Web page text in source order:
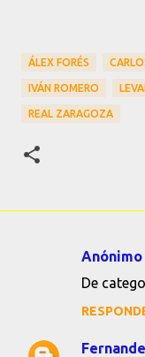
ÁLEX FORÉS
IVÁN ROMERO
REAL ZARAGOZA
e
Anónimo
De